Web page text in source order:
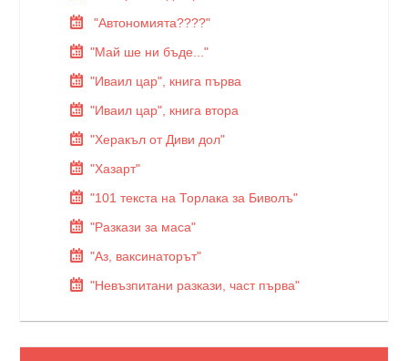
"Автономията????"
"Май ше ни бъде..."
"Иваил цар", книга първа
"Иваил цар", книга втора
"Херакъл от Диви дол"
"Хазарт"
"101 текста на Торлака за Биволъ"
"Разкази за маса"
"Аз, ваксинаторът"
"Невъзпитани разкази, част първа"